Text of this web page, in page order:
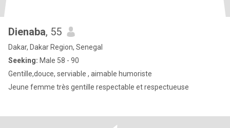
Dienaba, 55
Dakar, Dakar Region, Senegal
Seeking: Male 58 - 90
Gentille,douce, serviable , aimable humoriste
Jeune femme très gentille respectable et respectueuse